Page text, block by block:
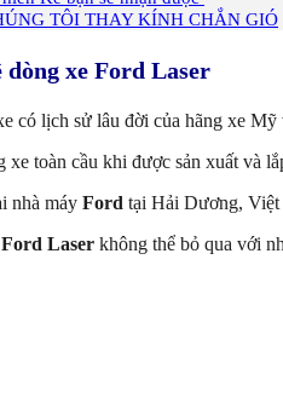
TÔI THAY KÍNH CHẮN GIÓ
xe Ford Laser
có lịch sử lâu đời của hãng xe
xe toàn cầu khi được sản xuất và
nhà máy Ford tại Hải Dương,
Ford Laser không thể bỏ qua với